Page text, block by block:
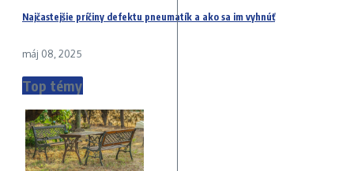
Najčastejšie príčiny defektu pneumatík a ako sa im vyhnúť
máj 08, 2025
Top témy